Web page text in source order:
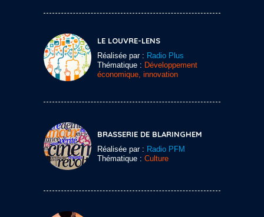
LE LOUVRE-LENS
Réalisée par : Radio Plus
Thématique : Développement
économique, innovation
BRASSERIE DE BLARINGHEM
Réalisée par : Radio PFM
Thématique : Culture